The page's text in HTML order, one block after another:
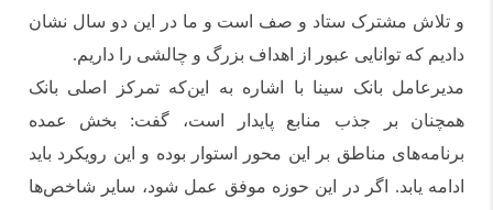
و تلاش مشترک ستاد و صف است و ما در این دو سال نشان
دادیم که توانایی عبور از اهداف بزرگ و چالشی را داریم.
مدیرعامل بانک سینا با اشاره به این‌که تمرکز اصلی بانک
همچنان بر جذب منابع پایدار است، گفت: بخش عمده
برنامه‌های مناطق بر این محور استوار بوده و این رویکرد باید
ادامه یابد. اگر در این حوزه موفق عمل شود، سایر شاخص‌ها